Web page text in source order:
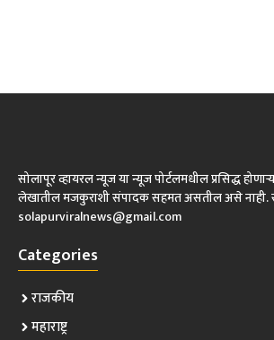
सोलापूर व्हायरल न्यूज या न्यूज पोर्टलमधील प्रसिद्ध
लेखातील मजकुराशी संपादक सहमत असतील असे नाही.
solapurviralnews@gmail.com
Categories
राजकीय
महाराष्ट्र